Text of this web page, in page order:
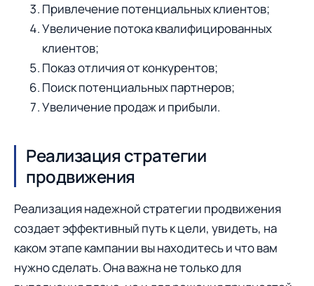
Привлечение потенциальных клиентов;
Увеличение потока квалифицированных
клиентов;
Показ отличия от конкурентов;
Поиск потенциальных партнеров;
Увеличение продаж и прибыли.
Реализация стратегии
продвижения
Реализация надежной стратегии продвижения
создает эффективный путь к цели, увидеть, на
каком этапе кампании вы находитесь и что вам
нужно сделать. Она важна не только для